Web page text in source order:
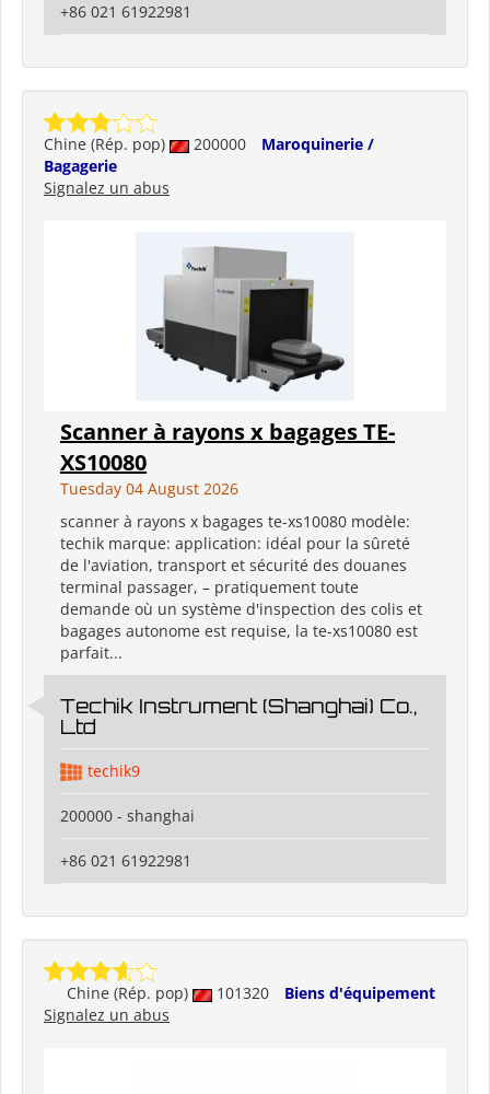
+86 021 61922981
Chine (Rép. pop) 200000
Maroquinerie /
Bagagerie
Signalez un abus
Scanner à rayons x bagages TE-
XS10080
Tuesday 04 August 2026
scanner à rayons x bagages te-xs10080 modèle:
techik marque: application: idéal pour la sûreté
de l'aviation, transport et sécurité des douanes
terminal passager, – pratiquement toute
demande où un système d'inspection des colis et
bagages autonome est requise, la te-xs10080 est
parfait...
Techik Instrument (Shanghai) Co.,
Ltd
techik9
200000 - shanghai
+86 021 61922981
Chine (Rép. pop) 101320
Biens d'équipement
Signalez un abus